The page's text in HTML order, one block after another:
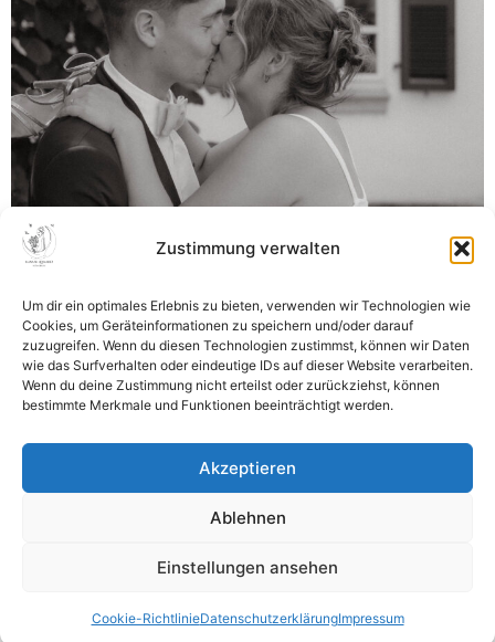
Zustimmung verwalten
Um dir ein optimales Erlebnis zu bieten, verwenden wir Technologien wie
Cookies, um Geräteinformationen zu speichern und/oder darauf
zuzugreifen. Wenn du diesen Technologien zustimmst, können wir Daten
wie das Surfverhalten oder eindeutige IDs auf dieser Website verarbeiten.
Wenn du deine Zustimmung nicht erteilst oder zurückziehst, können
bestimmte Merkmale und Funktionen beeinträchtigt werden.
Akzeptieren
Ablehnen
Einstellungen ansehen
Cookie-RichtlinieDatenschutzerklärungImpressum
Haus Spieß in Erkelenz mit jeder Menge Sonnenschein
im Gepäck. Der Tag war umgeben von purer Freude,
Liebe und jeder Menge Leichtigkeit. Auf die
standesamtliche Trauung von Alina und Marco folgte
eine feucht fröhliche und entspannte Gartenparty bei
Alinas Mama im Garten. Standesamt: Haus Spieß,